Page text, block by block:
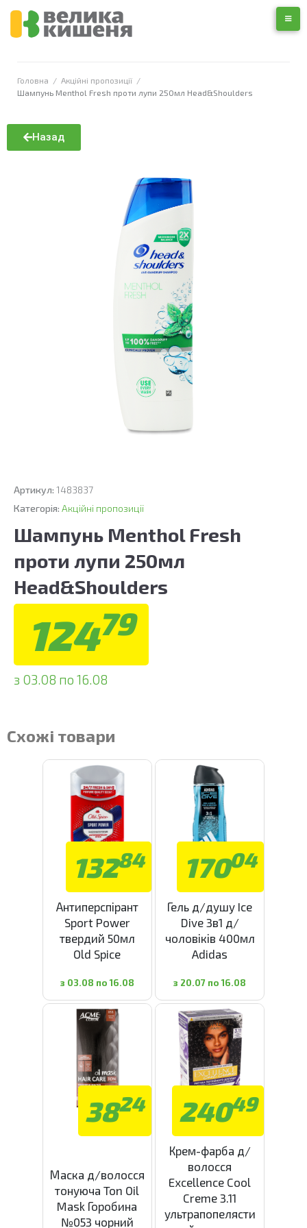
Головна / Акційні пропозиції /
Шампунь Menthol Fresh проти лупи 250мл Head&Shoulders
Назад
Артикул: 1483837
Категорія: Акційні пропозиції
Шампунь Menthol Fresh
проти лупи 250мл
Head&Shoulders
12479
з 03.08 по 16.08
Схожі товари
13284
Антиперспірант
Sport Power
твердий 50мл
Old Spice
з 03.08 по 16.08
17004
Гель д/душу Ice
Dive 3в1 д/
чоловіків 400мл
Adidas
з 20.07 по 16.08
3824
Маска д/волосся
тонуюча Ton Oil
Mask Горобина
№053 чорний
24049
Крем-фарба д/
волосся
Excellence Cool
Creme 3.11
ультрапопелясти